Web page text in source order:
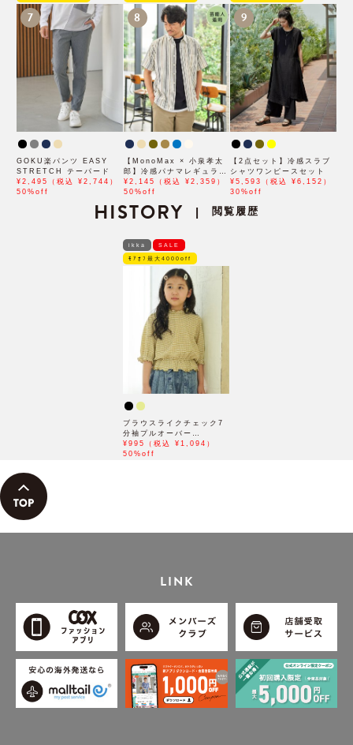
7
GOKU楽パンツ EASY
STRETCH テーパード
¥2,495（税込 ¥2,744）
50%off
8
【MonoMax × 小泉孝太
郎】冷感パナマレギュラー
カラー半袖シャツ「小泉孝
太郎さん着用モデル」
¥2,145（税込 ¥2,359）
50%off
9
【2点セット】冷感スラブ
シャツワンピースセット
¥5,593（税込 ¥6,152）
30%off
HISTORY | 閲覧履歴
ikka SALE
ﾓｱｵﾌ最大4000off
ブラウスライクチェック7
分袖プルオーバー
（120~160cm）
¥995（税込 ¥1,094）
50%off
LINK